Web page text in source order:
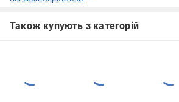
Також купують з категорій